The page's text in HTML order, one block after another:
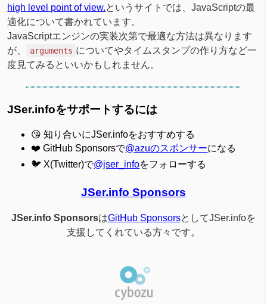
high level point of view.というサイトでは、JavaScriptの最
適化について書かれています。
JavaScriptエンジンの実装次第で最適な方法は異なります
が、
arguments についてやタイムスタンプの作り方など一
度見てみるといいかもしれません。
JSer.infoをサポートするには
😘 知り合いにJSer.infoをおすすめする
❤️ GitHub Sponsorsで@azuのスポンサーになる
🐦 X(Twitter)で@jser_infoをフォローする
JSer.info Sponsors
JSer.info SponsorsはGitHub SponsorsとしてJSer.infoを
支援してくれている方々です。